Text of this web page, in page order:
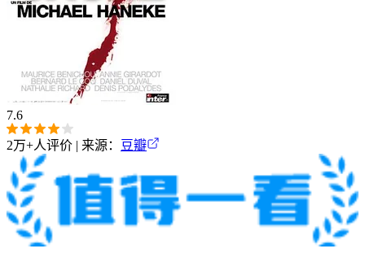
7.6
2万+人评价 | 来源： 豆瓣